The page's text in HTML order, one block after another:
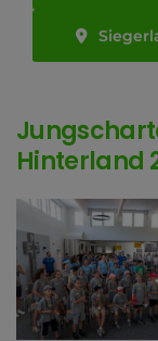
Hinterland